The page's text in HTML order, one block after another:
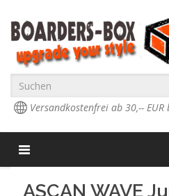
Versandkostenfrei ab 30,--
ASCAN WAVE